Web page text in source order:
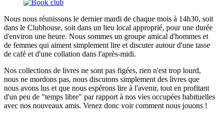
Nous nous réunissons le dernier mardi de chaque mois à 14h30, soit
dans le Clubhouse, soit dans un lieu local approprié, pour une durée
d'environ une heure. Nous sommes un groupe amical d'hommes et
de femmes qui aiment simplement lire et discuter autour d'une tasse
de café et d'une collation dans l'après-midi.
Nos collections de livres ne sont pas figées, rien n'est trop lourd,
nous ne mordons pas, nous discutons simplement des livres que
nous avons lus et que nous espérons lire à l'avenir, tout en profitant
d'un peu de "temps libre" par rapport à nos vies occupées habituelles
avec nos nouveaux amis. Venez donc voir comment nous jouons !